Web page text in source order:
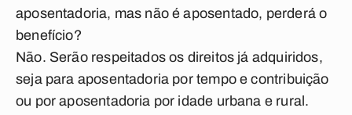
aposentadoria, mas não é aposentado, perderá o
benefício?
Não. Serão respeitados os direitos já adquiridos,
seja para aposentadoria por tempo e contribuição
ou por aposentadoria por idade urbana e rural.